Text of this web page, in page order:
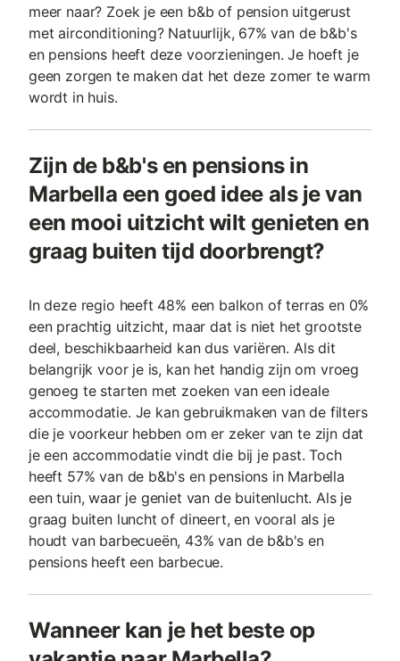
meer naar? Zoek je een b&b of pension uitgerust
met airconditioning? Natuurlijk, 67% van de b&b's
en pensions heeft deze voorzieningen. Je hoeft je
geen zorgen te maken dat het deze zomer te warm
wordt in huis.
Zijn de b&b's en pensions in
Marbella een goed idee als je van
een mooi uitzicht wilt genieten en
graag buiten tijd doorbrengt?
In deze regio heeft 48% een balkon of terras en 0%
een prachtig uitzicht, maar dat is niet het grootste
deel, beschikbaarheid kan dus variëren. Als dit
belangrijk voor je is, kan het handig zijn om vroeg
genoeg te starten met zoeken van een ideale
accommodatie. Je kan gebruikmaken van de filters
die je voorkeur hebben om er zeker van te zijn dat
je een accommodatie vindt die bij je past. Toch
heeft 57% van de b&b's en pensions in Marbella
een tuin, waar je geniet van de buitenlucht. Als je
graag buiten luncht of dineert, en vooral als je
houdt van barbecueën, 43% van de b&b's en
pensions heeft een barbecue.
Wanneer kan je het beste op